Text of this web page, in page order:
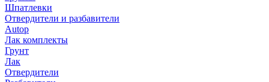
Шпатлевки
Отвердители и разбавители
Autop
Лак комплекты
Грунт
Лак
Отвердители